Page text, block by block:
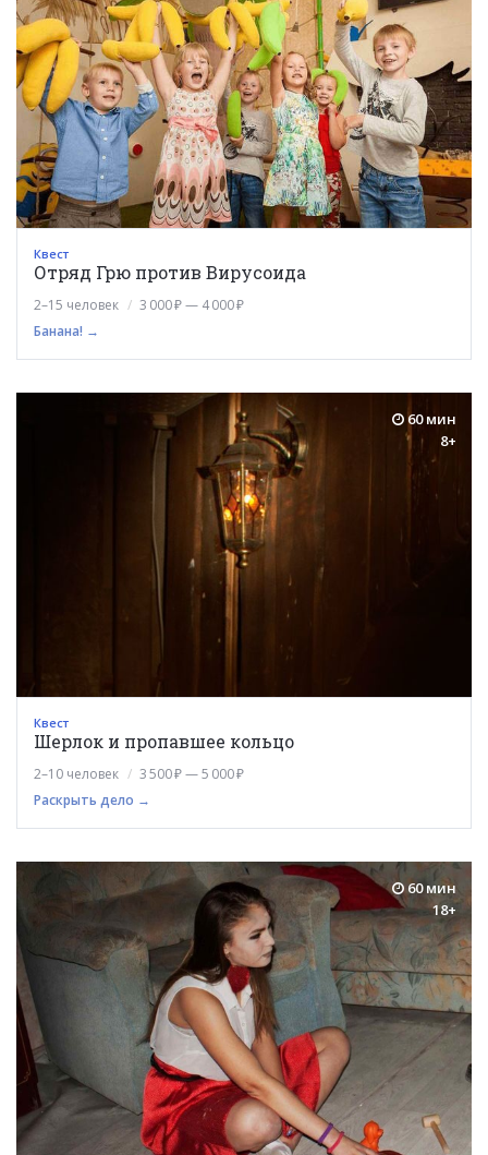
Квест
Отряд Грю против Вирусоида
2–15 человек
3 000 ₽ — 4 000 ₽
Банана! →
60 мин
8+
Квест
Шерлок и пропавшее кольцо
2–10 человек
3 500 ₽ — 5 000 ₽
Раскрыть дело →
60 мин
18+